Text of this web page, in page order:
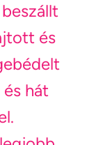
és
hát